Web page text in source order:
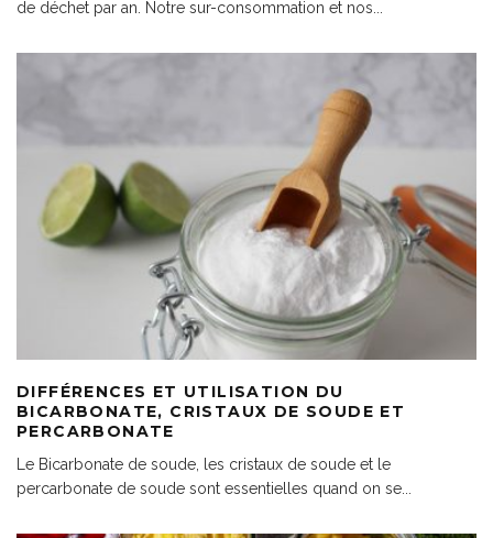
de déchet par an. Notre sur-consommation et nos...
DIFFÉRENCES ET UTILISATION DU
BICARBONATE, CRISTAUX DE SOUDE ET
PERCARBONATE
Le Bicarbonate de soude, les cristaux de soude et le
percarbonate de soude sont essentielles quand on se